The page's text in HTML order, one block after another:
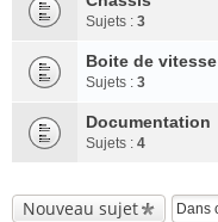
Sujets : 3
Boite de vitesse
Sujets : 3
Documentation
Sujets : 4
Nouveau sujet